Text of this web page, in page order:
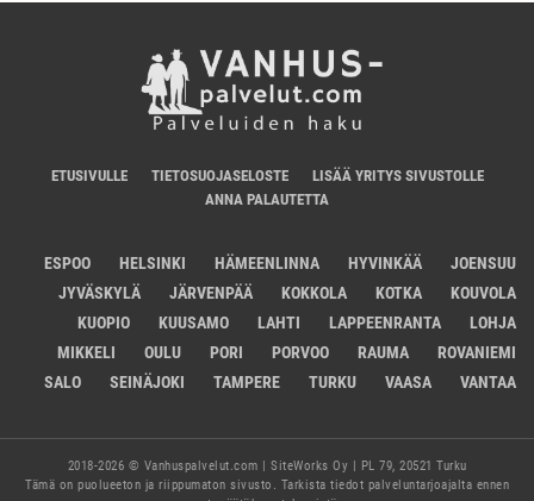
ETUSIVULLE TIETOSUOJASELOSTE
LISÄÄ YRITYS SIVUSTOLLE
ANNA PALAUTETTA
ESPOO HELSINKI HÄMEENLINNA HYVINKÄÄ
JOENSUU
JYVÄSKYLÄ
JÄRVENPÄÄ KOKKOLA KOTKA
KOUVOLA
KUOPIO
KUUSAMO LAHTI LAPPEENRANTA
LOHJA
MIKKELI
OULU PORI PORVOO RAUMA
ROVANIEMI
SALO
SEINÄJOKI TAMPERE TURKU VAASA VANTAA
2018-2026 © Vanhuspalvelut.com | SiteWorks Oy | PL 79, 20521 Turku
Tämä on puolueeton ja riippumaton sivusto. Tarkista tiedot palveluntarjoajalta ennen